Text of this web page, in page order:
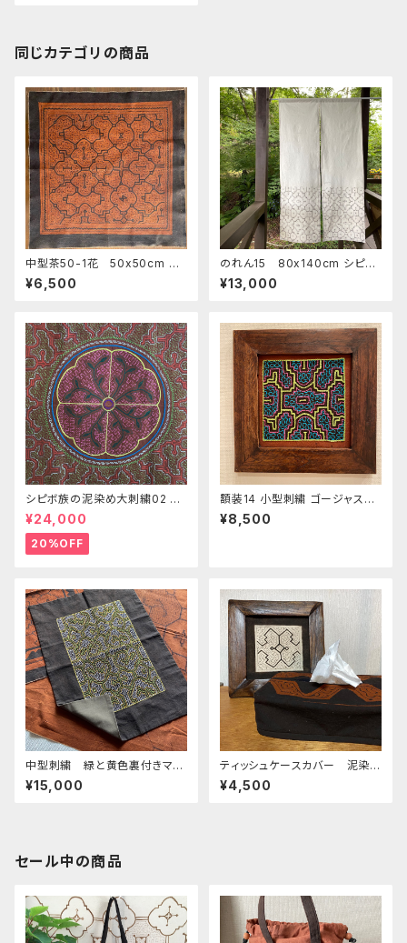
同じカテゴリの商品
中型茶50-1花 50x50cm ア
マゾンの泥染め shipibo シピ
ボ族 南米アマゾンの草木染
¥6,500
のれん15 80x140cm シピボ
族の泥染め 世界の民芸布
インテリア
¥13,000
シピボ族の泥染め大刺繍02 円
アヤワスカピンク アマゾン・シ
ピボ族の泥染め アヤワスカ A
AA タペストリー 先住民族の
工芸 スピリチュアル
¥24,000
20%OFF
額装14 小型刺繍 ゴージャス黄
緑とブルー 流木フレームシピ
ボ族の泥染めと手刺繍 エスニ
¥8,500
中型刺繍 緑と黄色裏付きマッ
ト 額装、タペストリー シピボ
族の手刺繍特注サイズ
¥15,000
ティッシュケースカバー 泥染め
ギザギザ かぶせてゴム留め
¥4,500
セール中の商品